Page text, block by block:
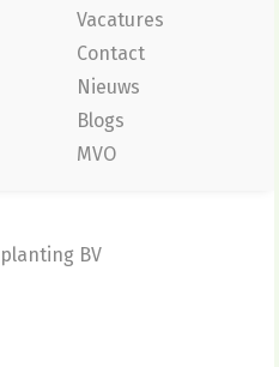
Vacatures
Contact
Nieuws
Blogs
MVO
BV